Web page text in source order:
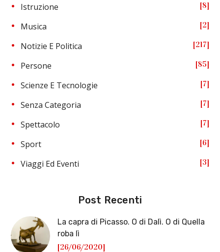
Istruzione 8
Musica 2
Notizie E Politica 217
Persone 85
Scienze E Tecnologie 7
Senza Categoria 7
Spettacolo 7
Sport 6
Viaggi Ed Eventi 3
Post Recenti
La capra di Picasso. O di Dalì. O di Quella
roba lì
[26/06/2020]